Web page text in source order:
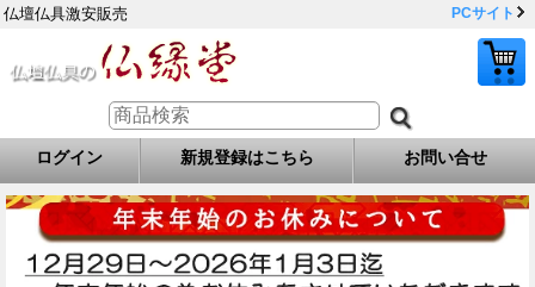
仏壇仏具激安販売 PCサイト
ログイン 新規登録はこちら お問い合せ